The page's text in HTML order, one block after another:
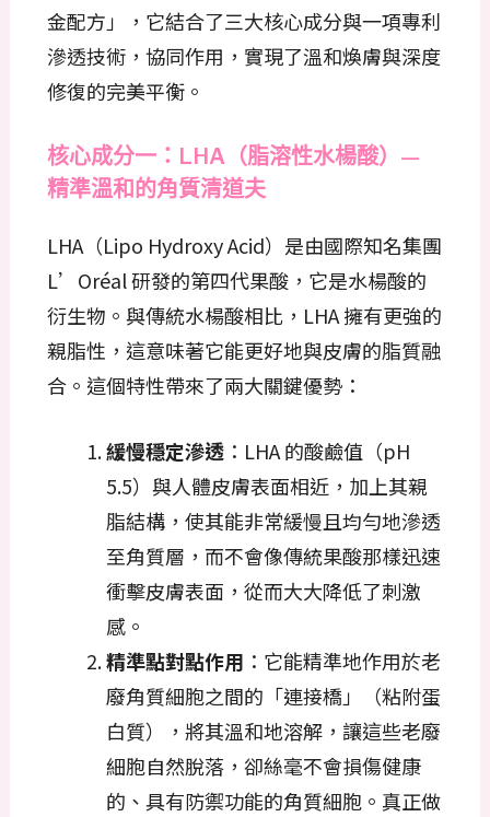
金配方」，它結合了三大核心成分與一項專利
滲透技術，協同作用，實現了溫和煥膚與深度
修復的完美平衡。
核心成分一：LHA（脂溶性水楊酸）—
精準溫和的角質清道夫
LHA（Lipo Hydroxy Acid）是由國際知名集團
L’Oréal 研發的第四代果酸，它是水楊酸的
衍生物。與傳統水楊酸相比，LHA 擁有更強的
親脂性，這意味著它能更好地與皮膚的脂質融
合。這個特性帶來了兩大關鍵優勢：
緩慢穩定滲透：LHA 的酸鹼值（pH
5.5）與人體皮膚表面相近，加上其親
脂結構，使其能非常緩慢且均勻地滲透
至角質層，而不會像傳統果酸那樣迅速
衝擊皮膚表面，從而大大降低了刺激
感。
精準點對點作用 ：它能精準地作用於老
廢角質細胞之間的「連接橋」（粘附蛋
白質），將其溫和地溶解，讓這些老廢
細胞自然脫落，卻絲毫不會損傷健康
的、具有防禦功能的角質細胞。真正做